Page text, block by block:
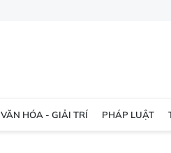
VĂN HÓA - GIẢI TRÍ PHÁP LUẬT